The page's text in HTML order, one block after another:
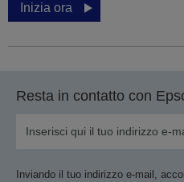
Inizia ora
Resta in contatto con
Inviando il tuo indirizzo e-mail,